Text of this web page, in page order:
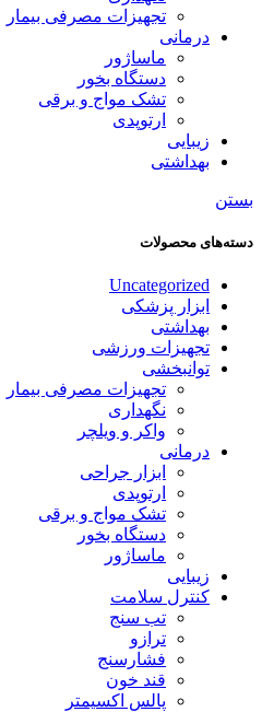
تجهیزات مصرفی بیمار
درمانی
ماساژور
دستگاه بخور
تشک مواج و برقی
ارتوپدی
زیبایی
بهداشتی
بستن
دسته‌های محصولات
Uncategorized
ابزار پزشکی
بهداشتی
تجهیزات ورزشی
توانبخشی
تجهیزات مصرفی بیمار
نگهداری
واکر و ویلچر
درمانی
ابزار جراحی
ارتوپدی
تشک مواج و برقی
دستگاه بخور
ماساژور
زیبایی
کنترل سلامت
تب سنج
ترازو
فشارسنج
قند خون
پالس اکسیمتر